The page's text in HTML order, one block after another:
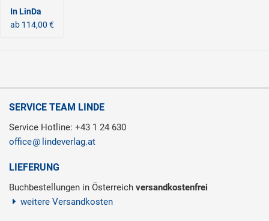
In LinDa
ab 114,00 €
SERVICE TEAM LINDE
Service Hotline: +43 1 24 630
office
lindeverlag.at
LIEFERUNG
Buchbestellungen in Österreich versandkostenfrei
weitere Versandkosten